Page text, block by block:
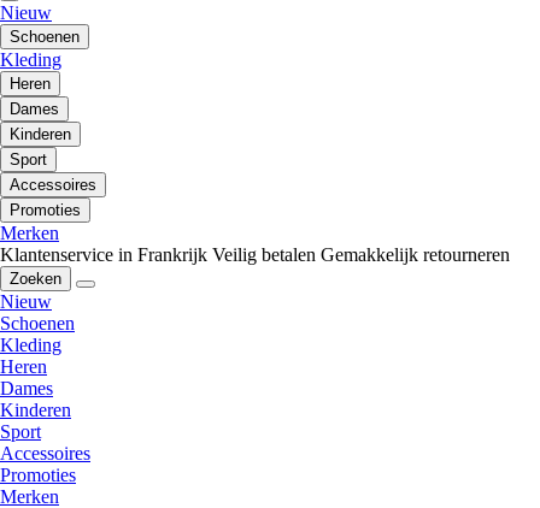
Nieuw
Schoenen
Kleding
Heren
Dames
Kinderen
Sport
Accessoires
Promoties
Merken
Klantenservice in Frankrijk Veilig betalen Gemakkelijk retourneren
Zoeken
Nieuw
Schoenen
Kleding
Heren
Dames
Kinderen
Sport
Accessoires
Promoties
Merken